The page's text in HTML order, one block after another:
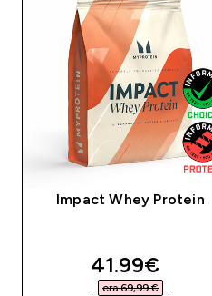
Impact Whey Protein
discounted
41.99€‎
era 69,99 €‎